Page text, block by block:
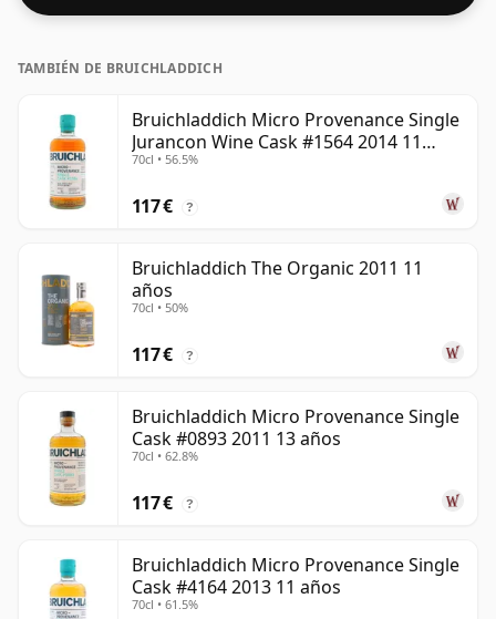
TAMBIÉN DE BRUICHLADDICH
Bruichladdich Micro Provenance Single
Jurancon Wine Cask #1564 2014 11
años
70cl • 56.5%
117 € ?
Bruichladdich The Organic 2011 11
años
70cl • 50%
117 € ?
Bruichladdich Micro Provenance Single
Cask #0893 2011 13 años
70cl • 62.8%
117 € ?
Bruichladdich Micro Provenance Single
Cask #4164 2013 11 años
70cl • 61.5%